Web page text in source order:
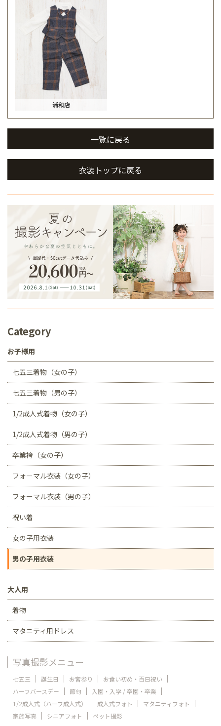
浦和店
一覧に戻る
衣装トップに戻る
Category
お子様用
七五三着物（女の子）
七五三着物（男の子）
1/2成人式着物（女の子）
1/2成人式着物（男の子）
卒業袴（女の子）
フォーマル衣装（女の子）
フォーマル衣装（男の子）
祝い着
女の子用衣装
男の子用衣装
大人用
着物
マタニティ用ドレス
写真撮影メニュー
七五三 誕生日 お宮参り
お食い初め・百日祝い
ハーフバースデー
節句
入園・入学 / 卒園・卒業
1/2成人式（ハーフ成人式）
成人式フォト
マタニティフォト
家族写真
シニアフォト ペット撮影